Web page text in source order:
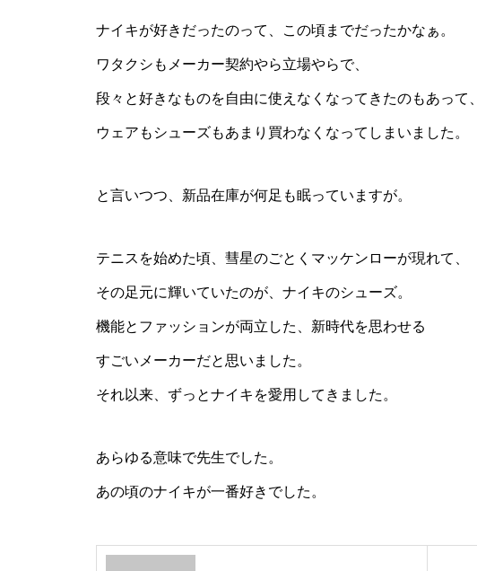
ナイキが好きだったのって、この頃までだったかなぁ。
ワタクシもメーカー契約やら立場やらで、
段々と好きなものを自由に使えなくなってきたのもあって、
ウェアもシューズもあまり買わなくなってしまいました。
と言いつつ、新品在庫が何足も眠っていますが。
テニスを始めた頃、彗星のごとくマッケンローが現れて、
その足元に輝いていたのが、ナイキのシューズ。
機能とファッションが両立した、新時代を思わせる
すごいメーカーだと思いました。
それ以来、ずっとナイキを愛用してきました。
あらゆる意味で先生でした。
あの頃のナイキが一番好きでした。